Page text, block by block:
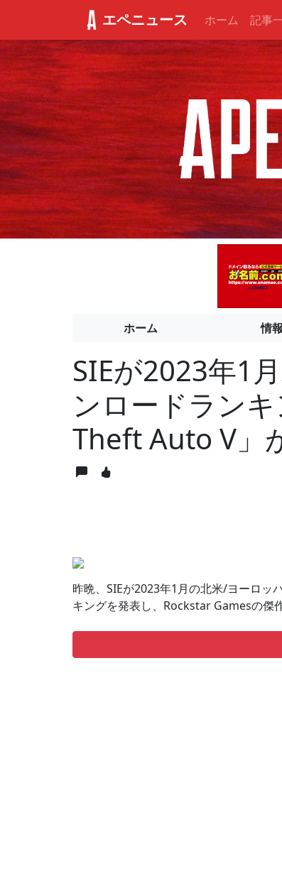
エペニュース ホーム 記事
ホーム 情報
SIEが2023年1
ンロードラン
Theft Auto V」
昨晩、SIEが2023年1月の北米/ヨーロ
キングを発表し、Rockstar Gamesの